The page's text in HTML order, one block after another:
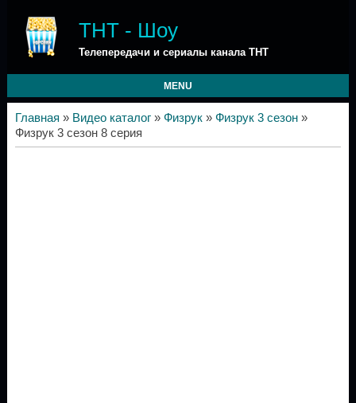
ТНТ - Шоу
Телепередачи и сериалы канала ТНТ
MENU
Главная » Видео каталог» Физрук» Физрук 3 сезон»
Физрук 3 сезон 8 серия